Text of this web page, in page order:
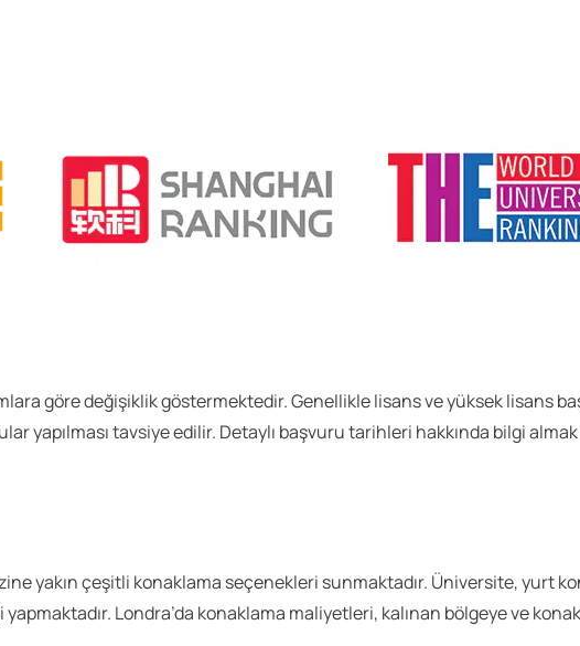
göre değişiklik göstermektedir. Genellikle lisans ve yüksek lisans
yapılması tavsiye edilir. Detaylı başvuru tarihleri hakkında bilgi
yakın çeşitli konaklama seçenekleri sunmaktadır. Üniversite, yurt
yapmaktadır. Londra’da konaklama maliyetleri, kalınan bölgeye ve